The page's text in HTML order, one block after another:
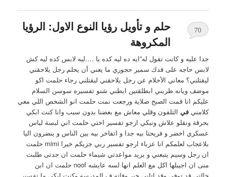
حلم و تأويل رؤيا النوع الاول: الرؤيا
المكروهة
70
جدا عليه و كانت تقول له”ايه ده ليه كده يا ….ليه لابس كده ليه كش
لابس حاجه على قدك سمير حجوري ما يعني أن يحلم رجل يلاحقني
ليقتلني؟ معاني الأحلام عن رجل يلاحقني ليقتلني رجاء حلمت اكو
موضف ويانه ظربني ابطلقتين ابطني شنو تفسيره سوسن السلام
عليكم انا قمت الصبح صلاية ورجعت نمت حلمت انو الشخص اللي معي
كلامنيفي التلفون وقلي معاش مع بعضنا بدون سبب وانا كنت ابكي
بحرقة ونقلو علاش ونبكي ارجو تفسير اختي حلمت اني لبسة لياس
عسكري اخضر و فريحتا بيه جدا و اتفاخر بيه بين الناس و ينضرون اليا
بلاعجاب لعلمكم انا عزباء ارجو تفسير ربي جزيكم خيرا mimi حلمت
ان رجل وسيم يتبعني و يريد مواعدتي شيماء حلمت ان جدتى طلبت
منى ان اجيبلها اكل مع العلم انها لسه عايشه noof حلمت ان ابن
خالتي قد توفى وقد اتاني خبر وفاته ف المدرسه وكنت ابكي ما تفسير